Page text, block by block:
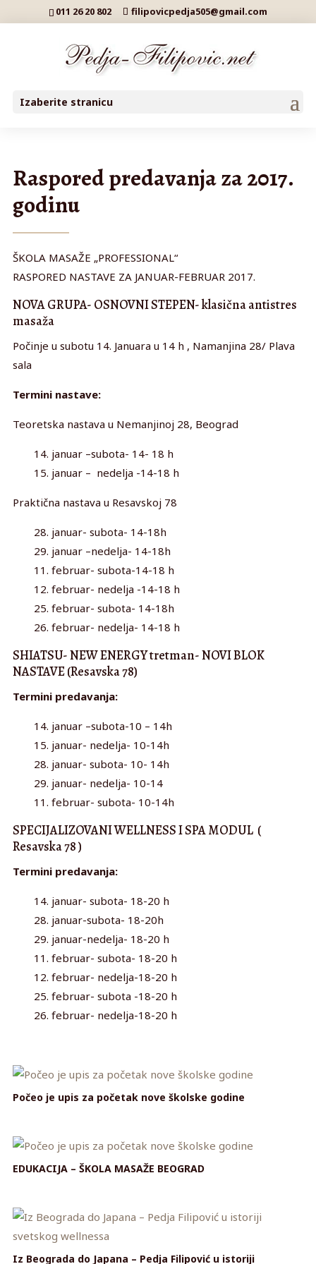
011 26 20 802 filipovicpedja505@gmail.com
Izaberite stranicu
Raspored predavanja za 2017.
godinu
ŠKOLA MASAŽE „PROFESSIONAL“
RASPORED NASTAVE ZA JANUAR-FEBRUAR 2017.
NOVA GRUPA- OSNOVNI STEPEN- klasična antistres
masaža
Počinje u subotu 14. Januara u 14 h , Namanjina 28/ Plava
sala
Termini nastave:
Teoretska nastava u Nemanjinoj 28, Beograd
14. januar –subota- 14- 18 h
15. januar – nedelja -14-18 h
Praktična nastava u Resavskoj 78
28. januar- subota- 14-18h
29. januar –nedelja- 14-18h
11. februar- subota-14-18 h
12. februar- nedelja -14-18 h
25. februar- subota- 14-18h
26. februar- nedelja- 14-18 h
SHIATSU- NEW ENERGY tretman- NOVI BLOK
NASTAVE (Resavska 78)
Termini predavanja:
14. januar –subota-10 – 14h
15. januar- nedelja- 10-14h
28. januar- subota- 10- 14h
29. januar- nedelja- 10-14
11. februar- subota- 10-14h
SPECIJALIZOVANI WELLNESS I SPA MODUL (
Resavska 78 )
Termini predavanja:
14. januar- subota- 18-20 h
28. januar-subota- 18-20h
29. januar-nedelja- 18-20 h
11. februar- subota- 18-20 h
12. februar- nedelja-18-20 h
25. februar- subota -18-20 h
26. februar- nedelja-18-20 h
Počeo je upis za početak nove školske godine
EDUKACIJA – ŠKOLA MASAŽE BEOGRAD
Iz Beograda do Japana – Pedja Filipović u istoriji